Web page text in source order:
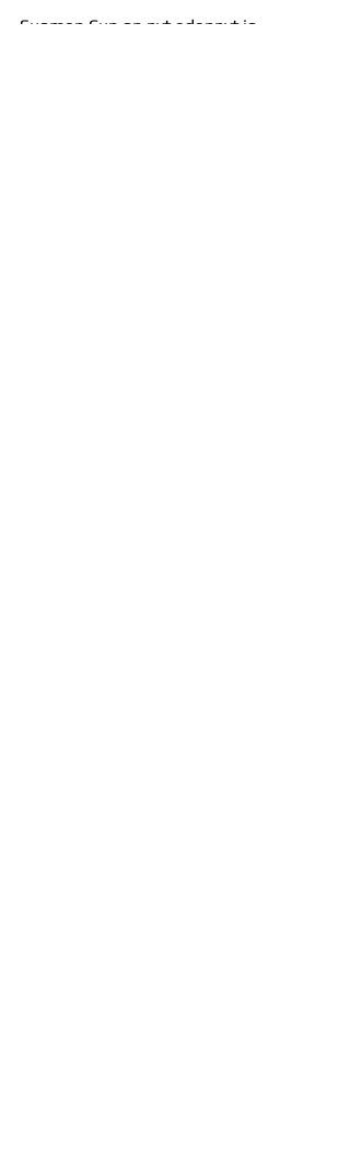
Suomen Cup on nyt edennyt jo